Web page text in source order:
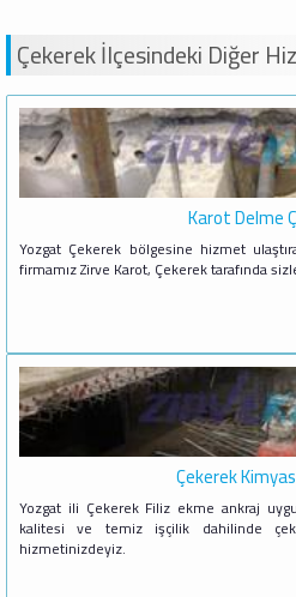
Çekerek İlçesindeki Diğer
Karot Delme
Yozgat Çekerek bölgesine hizmet
firmamız Zirve Karot, Çekerek tarafında
Çekerek
Yozgat ili Çekerek Filiz ekme ankraj
kalitesi ve temiz işçilik dahilinde
hizmetinizdeyiz.